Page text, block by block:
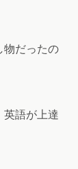
物だったの
英語が上達